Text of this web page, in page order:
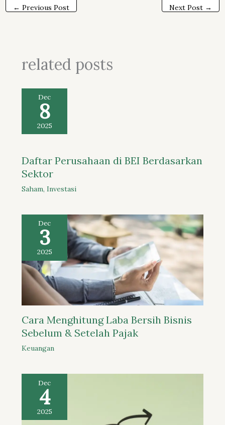
← Previous Post Next Post →
related posts
Dec
8
2025
Daftar Perusahaan di BEI Berdasarkan
Sektor
Saham, Investasi
Dec
3
2025
Cara Menghitung Laba Bersih Bisnis
Sebelum & Setelah Pajak
Keuangan
Dec
4
2025